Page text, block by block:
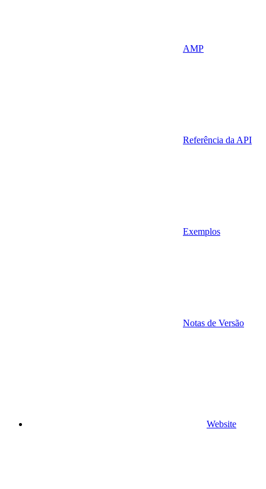
AMP
Referência da API
Exemplos
Notas de Versão
Website